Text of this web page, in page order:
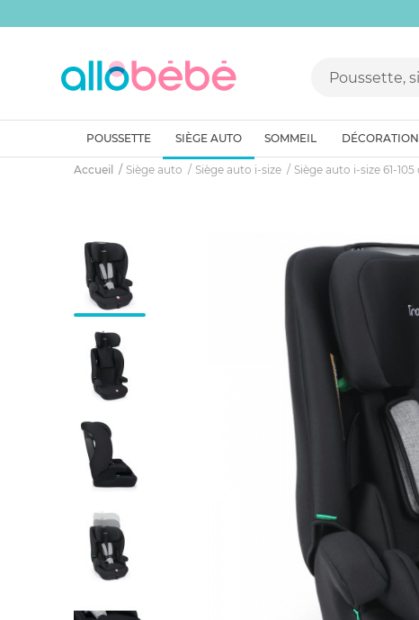
POUSSETTE SIÈGE AUTO SOMMEIL DÉCORATION
Accueil Siège auto Siège auto i-size Siège auto i-size 61-105